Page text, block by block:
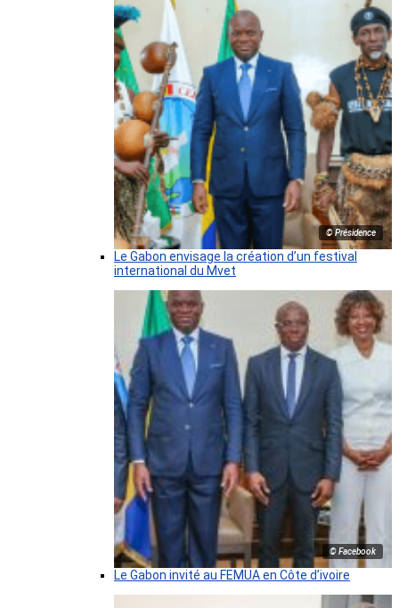
© Présidence
Le Gabon envisage la création d’un festival
international du Mvet
© Facebook
Le Gabon invité au FEMUA en Côte d’ivoire